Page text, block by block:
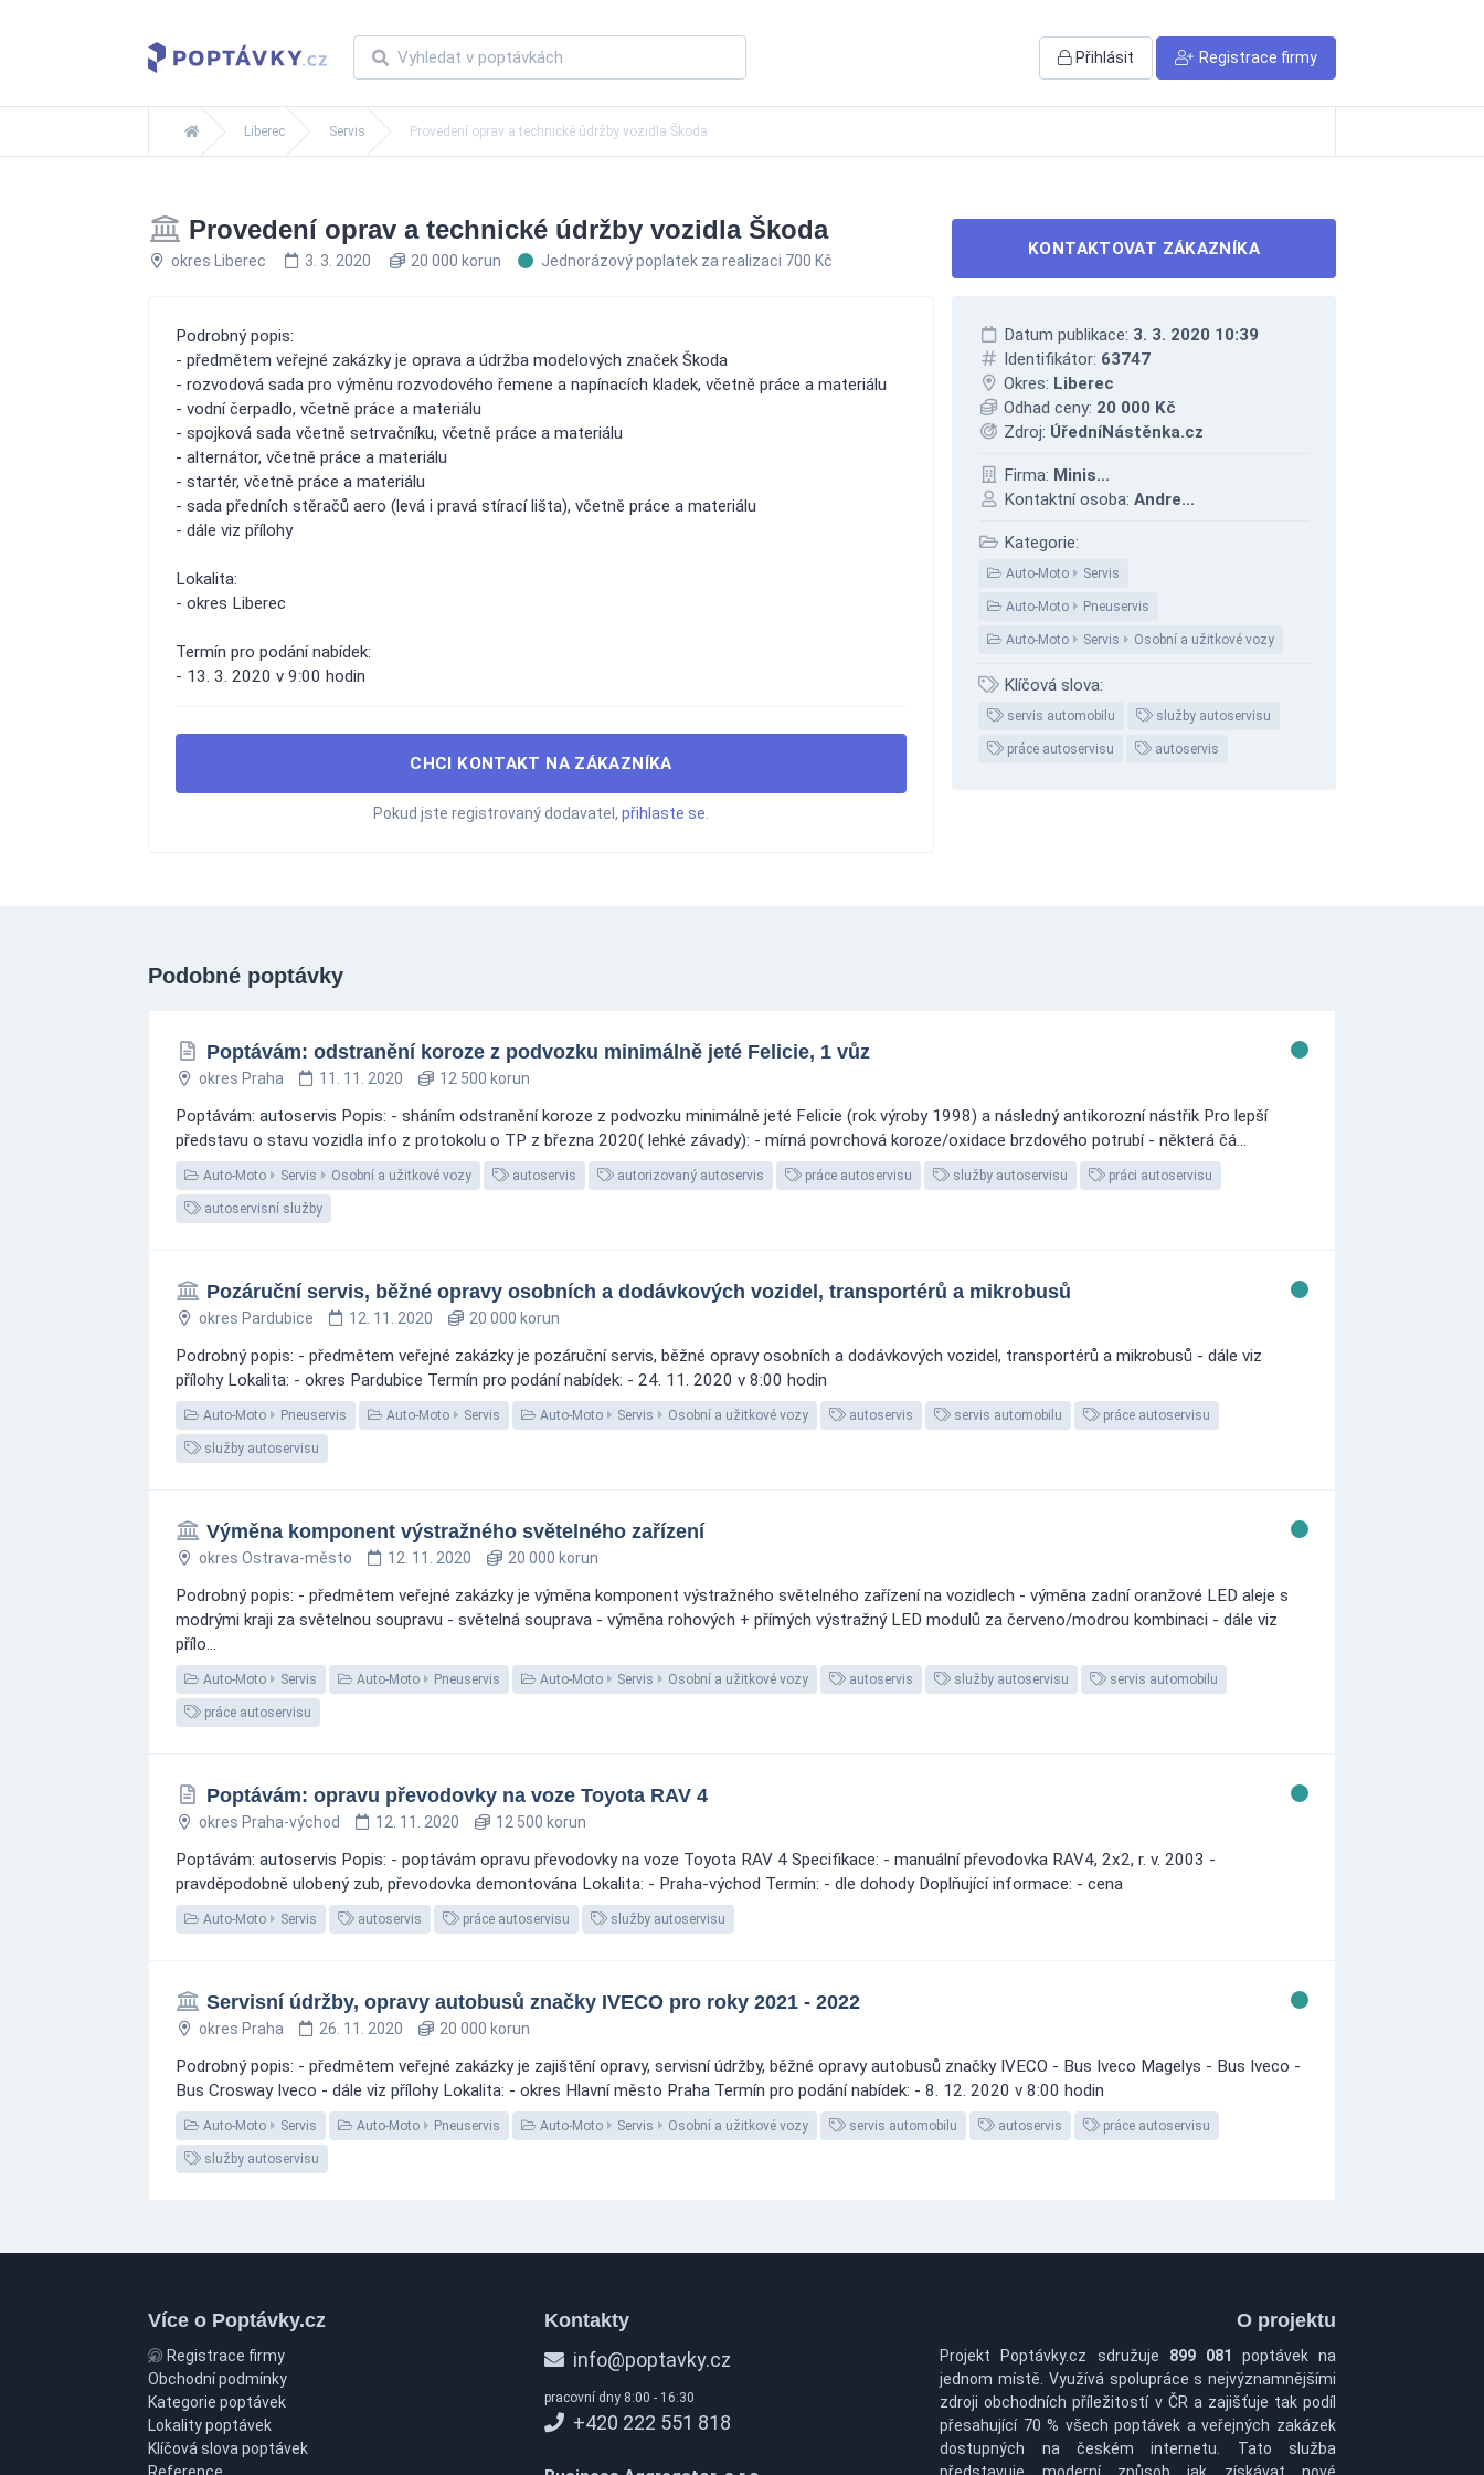
Přihlásit Registrace firmy
Liberec Servis Provedení oprav a technické údržby vozidla Škoda
Provedení oprav a technické údržby vozidla Škoda
okres Liberec 3. 3. 2020 20 000 korun Jednorázový poplatek za realizaci 700 Kč
KONTAKTOVAT ZÁKAZNÍKA
Podrobný popis:
- předmětem veřejné zakázky je oprava a údržba modelových značek Škoda
- rozvodová sada pro výměnu rozvodového řemene a napínacích kladek, včetně práce a materiálu
- vodní čerpadlo, včetně práce a materiálu
- spojková sada včetně setrvačníku, včetně práce a materiálu
- alternátor, včetně práce a materiálu
- startér, včetně práce a materiálu
- sada předních stěračů aero (levá i pravá stírací lišta), včetně práce a materiálu
- dále viz přílohy
Lokalita:
- okres Liberec
Termín pro podání nabídek:
- 13. 3. 2020 v 9:00 hodin
CHCI KONTAKT NA ZÁKAZNÍKA
Pokud jste registrovaný dodavatel, přihlaste se
Datum publikace: 3. 3. 2020 10:39
Identifikátor: 63747
Okres: Liberec
Odhad ceny: 20 000 Kč
Zdroj: ÚředníNástěnka.cz
Firma: Minis...
Kontaktní osoba: Andre...
Kategorie:
Auto-Moto Servis
Auto-Moto Pneuservis
Auto-Moto Servis Osobní a užitkové vozy
Klíčová slova:
servis automobilu služby autoservisu
práce autoservisu autoservis
Podobné poptávky
Poptávám: odstranění koroze z podvozku minimálně jeté Felicie, 1 vůz
okres Praha 11. 11. 2020 12 500 korun
Poptávám: autoservis Popis: - sháním odstranění koroze z podvozku minimálně jeté Felicie (rok výroby 1998) a následný antikorozní nástřik Pro lepší
představu o stavu vozidla info z protokolu o TP z března 2020( lehké závady): - mírná povrchová koroze/oxidace brzdového potrubí - některá čá...
Auto-Moto Servis Osobní a užitkové vozy autoservis autorizovaný autoservis práce autoservisu služby autoservisu práci autoservisu
autoservisní služby
Pozáruční servis, běžné opravy osobních a dodávkových vozidel, transportérů a mikrobusů
okres Pardubice 12. 11. 2020 20 000 korun
Podrobný popis: - předmětem veřejné zakázky je pozáruční servis, běžné opravy osobních a dodávkových vozidel, transportérů a mikrobusů - dále viz
přílohy Lokalita: - okres Pardubice Termín pro podání nabídek: - 24. 11. 2020 v 8:00 hodin
Auto-Moto Pneuservis Auto-Moto Servis Auto-Moto Servis Osobní a užitkové vozy autoservis servis automobilu práce autoservisu
služby autoservisu
Výměna komponent výstražného světelného zařízení
okres Ostrava-město 12. 11. 2020 20 000 korun
Podrobný popis: - předmětem veřejné zakázky je výměna komponent výstražného světelného zařízení na vozidlech - výměna zadní oranžové LED aleje s
modrými kraji za světelnou soupravu - světelná souprava - výměna rohových + přímých výstražný LED modulů za červeno/modrou kombinaci - dále viz
přílo...
Auto-Moto Servis Auto-Moto Pneuservis Auto-Moto Servis Osobní a užitkové vozy autoservis služby autoservisu servis automobilu
práce autoservisu
Poptávám: opravu převodovky na voze Toyota RAV 4
okres Praha-východ 12. 11. 2020 12 500 korun
Poptávám: autoservis Popis: - poptávám opravu převodovky na voze Toyota RAV 4 Specifikace: - manuální převodovka RAV4, 2x2, r. v. 2003 -
pravděpodobně ulobený zub, převodovka demontována Lokalita: - Praha-východ Termín: - dle dohody Doplňující informace: - cena
Auto-Moto Servis autoservis práce autoservisu služby autoservisu
Servisní údržby, opravy autobusů značky IVECO pro roky 2021 - 2022
okres Praha 26. 11. 2020 20 000 korun
Podrobný popis: - předmětem veřejné zakázky je zajištění opravy, servisní údržby, běžné opravy autobusů značky IVECO - Bus Iveco Magelys - Bus Iveco -
Bus Crosway Iveco - dále viz přílohy Lokalita: - okres Hlavní město Praha Termín pro podání nabídek: - 8. 12. 2020 v 8:00 hodin
Auto-Moto Servis Auto-Moto Pneuservis Auto-Moto Servis Osobní a užitkové vozy servis automobilu autoservis práce autoservisu
služby autoservisu
Více o Poptávky.cz
Registrace firmy
Obchodní podmínky
Kategorie poptávek
Lokality poptávek
Klíčová slova poptávek
Kontakty
info@poptavky.cz
pracovní dny 8:00 - 16:30
+420 222 551 818
O projektu
Projekt Poptávky.cz sdružuje 899 081
poptávek na
jednom místě. Využívá spolupráce s nejvýznamnějšími
zdroji obchodních příležitostí v ČR a zajišťuje tak podíl
přesahující 70 % všech poptávek a veřejných zakázek
dostupných na českém internetu. Tato služba